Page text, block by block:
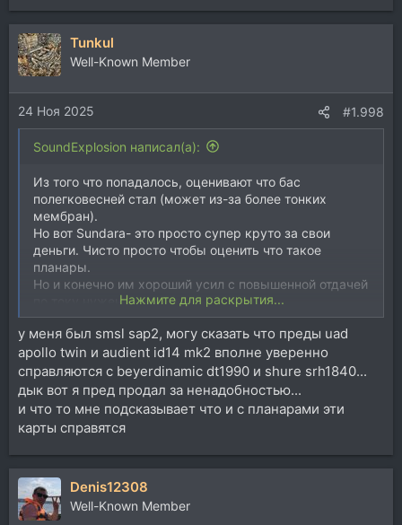
е
а
к
ц
и
и
:
Tunkul
Well-Known Member
24 Ноя 2025 #1.998
SoundExplosion написал(а):
Из того что попадалось, оценивают что бас
полегковесней стал (может из-за более тонких
мембран).
Но вот Sundara- это просто супер круто за свои
деньги. Чисто просто чтобы оценить что такое
планары.
Но и конечно им хороший усил с повышенной отдачей
по току нужен.Нажмите для раскрытия...
у меня был smsl sap2, могу сказать что преды uad
apollo twin и audient id14 mk2 вполне уверенно
справляются с beyerdinamic dt1990 и shure srh1840...
дык вот я пред продал за ненадобностью...
и что то мне подсказывает что и с планарами эти
карты справятся
Denis12308
Well-Known Member